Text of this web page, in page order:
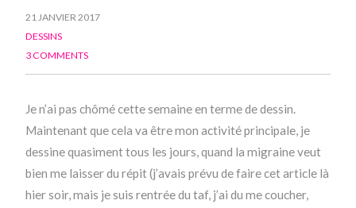
21 JANVIER 2017
DESSINS
3 COMMENTS
Je n’ai pas chômé cette semaine en terme de dessin.
Maintenant que cela va être mon activité principale, je
dessine quasiment tous les jours, quand la migraine veut
bien me laisser du répit (j’avais prévu de faire cet article là
hier soir, mais je suis rentrée du taf, j’ai du me coucher,